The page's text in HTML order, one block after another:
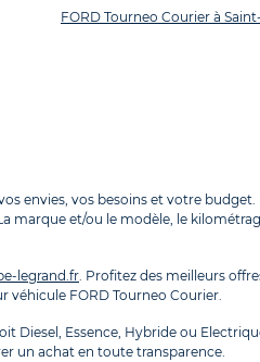
FORD Tourneo Courier à
envies, vos besoins et votre
et/ou le modèle, le
legrand.fr. Profitez des meilleurs
FORD Tourneo Courier.
Diesel, Essence, Hybride ou
un achat en toute transparence.